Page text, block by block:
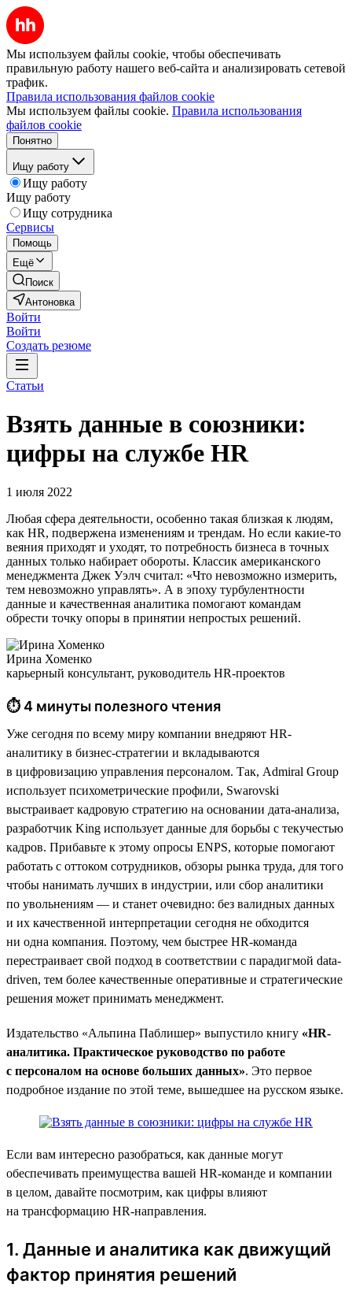
Мы используем файлы cookie, чтобы обеспечивать
правильную работу нашего веб-сайта и анализировать сетевой
трафик.
Правила использования файлов cookie
Мы используем файлы cookie. Правила использования
файлов cookie
Понятно
Ищу работу
Ищу работу
Ищу работу
Ищу сотрудника
Сервисы
Помощь
Ещё
Поиск
Антоновка
Войти
Войти
Создать резюме
Статьи
Взять данные в союзники:
цифры на службе HR
1 июля 2022
Любая сфера деятельности, особенно такая близкая к людям,
как HR, подвержена изменениям и трендам. Но если какие-то
веяния приходят и уходят, то потребность бизнеса в точных
данных только набирает обороты. Классик американского
менеджмента Джек Уэлч считал: «Что невозможно измерить,
тем невозможно управлять». А в эпоху турбулентности
данные и качественная аналитика помогают командам
обрести точку опоры в принятии непростых решений.
Ирина Хоменко
карьерный консультант, руководитель HR-проектов
⏱ 4 минуты полезного чтения
Уже сегодня по всему миру компании внедряют HR-
аналитику в бизнес-стратегии и вкладываются
в цифровизацию управления персоналом. Так, Admiral Group
использует психометрические профили, Swarovski
выстраивает кадровую стратегию на основании дата-анализа,
разработчик King использует данные для борьбы с текучестью
кадров. Прибавьте к этому опросы ENPS, которые помогают
работать с оттоком сотрудников, обзоры рынка труда, для того
чтобы нанимать лучших в индустрии, или сбор аналитики
по увольнениям — и станет очевидно: без валидных данных
и их качественной интерпретации сегодня не обходится
ни одна компания. Поэтому, чем быстрее HR-команда
перестраивает свой подход в соответствии с парадигмой data-
driven, тем более качественные оперативные и стратегические
решения может принимать менеджмент.
Издательство «Альпина Паблишер» выпустило книгу «HR-
аналитика. Практическое руководство по работе
с персоналом на основе больших данных». Это первое
подробное издание по этой теме, вышедшее на русском языке.
Если вам интересно разобраться, как данные могут
обеспечивать преимущества вашей HR-команде и компании
в целом, давайте посмотрим, как цифры влияют
на трансформацию HR-направления.
1. Данные и аналитика как движущий
фактор принятия решений